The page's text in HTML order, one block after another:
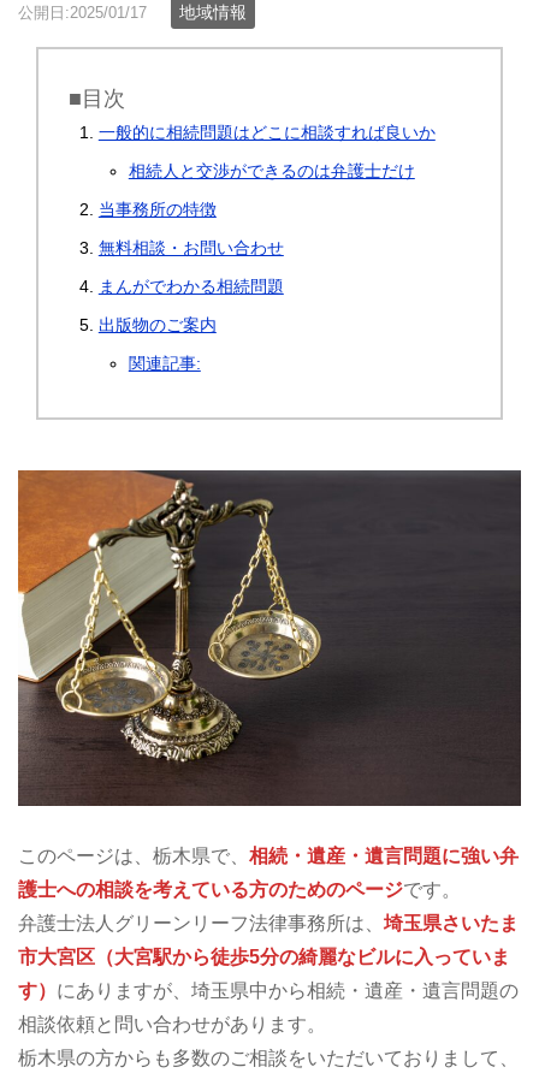
公開日:2025/01/17 地域情報
■目次
一般的に相続問題はどこに相談すれば良いか
相続人と交渉ができるのは弁護士だけ
当事務所の特徴
無料相談・お問い合わせ
まんがでわかる相続問題
出版物のご案内
関連記事:
このページは、栃木県で、 相続・遺産・遺言問題に強い弁
護士への相談を考えている方のためのページです。
弁護士法人グリーンリーフ法律事務所は、 埼玉県さいたま
市大宮区（大宮駅から徒歩5分の綺麗なビルに入っていま
す） にありますが、埼玉県中から相続・遺産・遺言問題の
相談依頼と問い合わせがあります。
栃木県の方からも多数のご相談をいただいておりまして、